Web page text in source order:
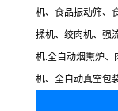
机、食品振动筛、
揉机、绞肉机、强
机.全自动烟熏炉、
机、全自动真空包